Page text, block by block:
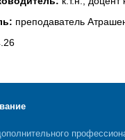
преподаватель